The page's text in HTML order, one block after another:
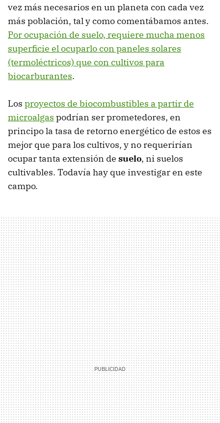
vez más necesarios en un planeta con cada vez
más población, tal y como comentábamos antes.
Por ocupación de suelo, requiere mucha menos
superficie el ocuparlo con paneles solares
(termoléctricos) que con cultivos para
biocarburantes.
Los proyectos de biocombustibles a partir de
microalgas podrían ser prometedores, en
principo la tasa de retorno energético de estos es
mejor que para los cultivos, y no requerirían
ocupar tanta extensión de suelo, ni suelos
cultivables. Todavía hay que investigar en este
campo.